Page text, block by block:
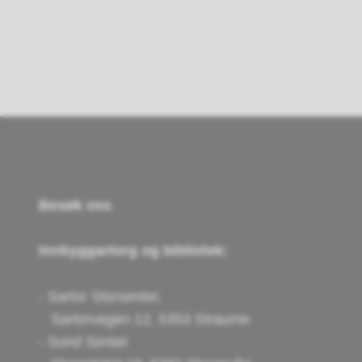
Besøk oss
Innbyggartorg og bibliotek:
- Sartor Storsenter,
Sartorvegen 12, 5353 Straume
- Sund Senter